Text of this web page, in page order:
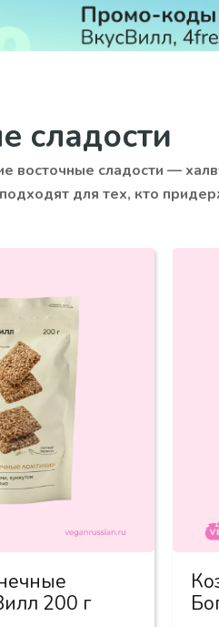
сладости
восточные сладости —
для тех, кто
200 г